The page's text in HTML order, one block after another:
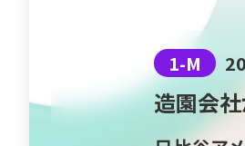
1-M
造園会社